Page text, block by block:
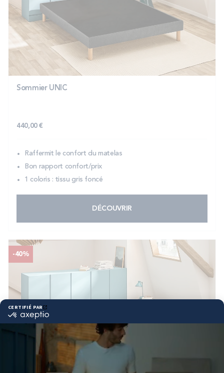
Sommier UNIC
440,00 €
Raffermit le confort du matelas
Bon rapport confort/prix
1 coloris : tissu gris foncé
DÉCOUVRIR
-40%